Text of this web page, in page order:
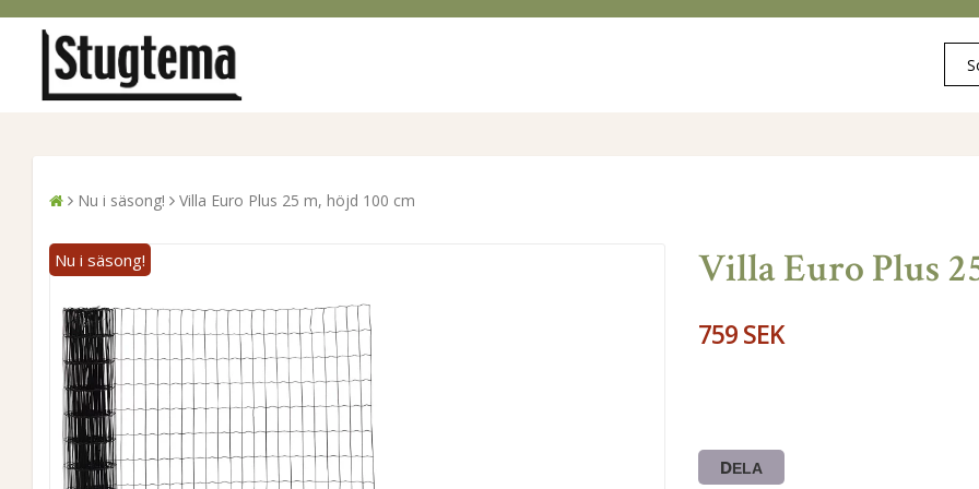
Nu i säsong! Villa Euro Plus 25 m, höjd 100 cm
Villa Euro Plus
759 SEK
DELA